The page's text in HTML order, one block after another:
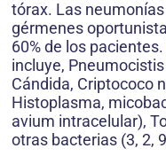
tórax. Las
gérmenes
60% de los
incluye,
Cándida, Criptococo
Histoplasma,
avium intracelular),
otras bacterias (3, 2,